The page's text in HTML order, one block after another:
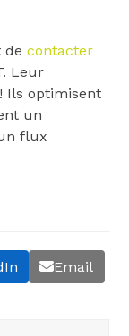
decontacter
Leur
Ils optimisent
un
flux
Email